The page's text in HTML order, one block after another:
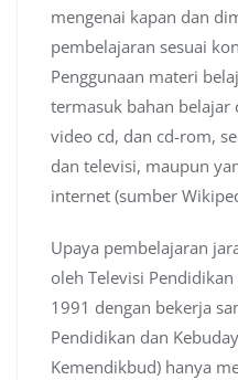
mengenai kapan dan
pembelajaran sesuai
Penggunaan materi
termasuk bahan belajar
video cd, dan cd-rom,
dan televisi, maupun
internet (sumber
Upaya pembelajaran
oleh Televisi
1991 dengan bekerja
Pendidikan dan
Kemendikbud) hanya